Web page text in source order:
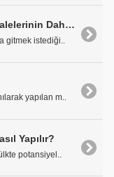
Brady'den: Makine Müdahalelerinin Daha Güvenli Olmasını Sağlayın
gitmek istediği..
yapılan m..
Yapılır?
potansiyel..